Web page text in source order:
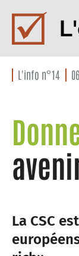
L'info n°14
La CSC